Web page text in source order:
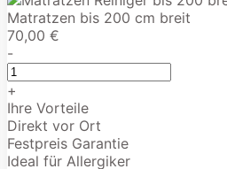
Matratzen bis 200 cm breit
70,00 €
-
+
Ihre Vorteile
Direkt vor Ort
Festpreis Garantie
Ideal für Allergiker